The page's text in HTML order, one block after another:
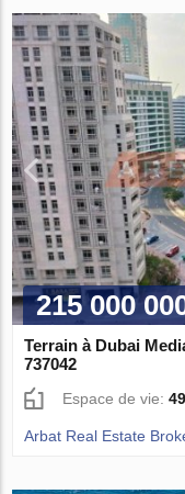
215 000
Terrain à Dubai
737042
Espace de vie:
Arbat Real Estate